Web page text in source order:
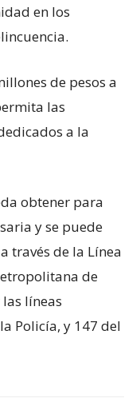
en los
de pesos a
las
a la
obtener para
y se puede
través de la Línea
de
líneas
Policía, y 147 del